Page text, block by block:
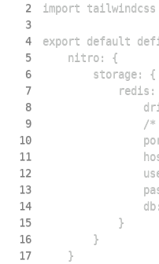
2
3
4
5
6
7
8
9
10
11
12
13
14
15
16
17